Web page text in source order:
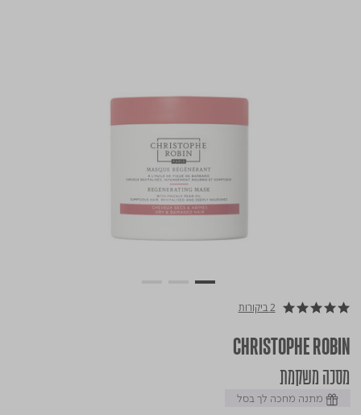
5.0 star rating 2 ביקורות
CHRISTOPHE ROBIN
מסכה משקמת
מתנה מחכה לך בסל